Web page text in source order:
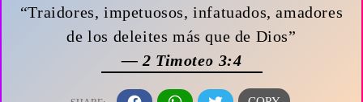
“Traidores, impetuosos, infatuados, amadores
de los deleites más que de Dios”
— 2 Timoteo 3:4